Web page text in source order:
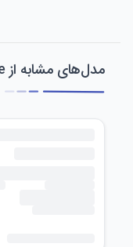
مدل‌های مشابه از Invicta Reserve